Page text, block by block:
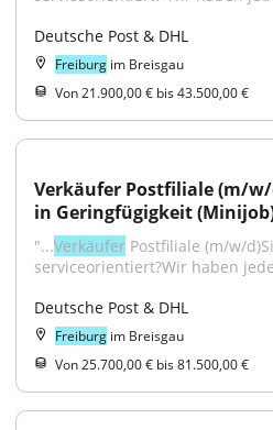
Deutsche Post & DHL
Freiburg im Breisgau
Von 21.900,00 € bis 43.500,00 €
Verkäufer Postfiliale (m/w/
in Geringfügigkeit
"...Verkäufer Postfiliale (m/w/
serviceorientiert?Wir haben
Deutsche Post & DHL
Freiburg im Breisgau
Von 25.700,00 € bis 81.500,00 €